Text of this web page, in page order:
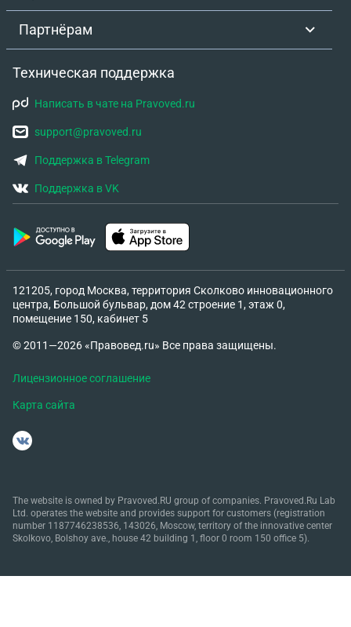
Партнёрам
Техническая поддержка
Написать в чате на Pravoved.ru
support@pravoved.ru
Поддержка в Telegram
Поддержка в VK
121205, город Москва, территория Сколково инновационного
центра, Большой бульвар, дом 42 строение 1, этаж 0,
помещение 150, кабинет 5
© 2011—2026 «Правовед.ru» Все права защищены.
Лицензионное соглашение
Карта сайта
The website is owned by Pravoved.RU group of companies. Pravoved.Ru Lab
Ltd. operates the website and provides support for customers (registration
number 1187746238536, 143026, Moscow, territory of the innovative center
Skolkovo, Bolshoy ave., house 42 building 1, floor 0 room 150 office 5).